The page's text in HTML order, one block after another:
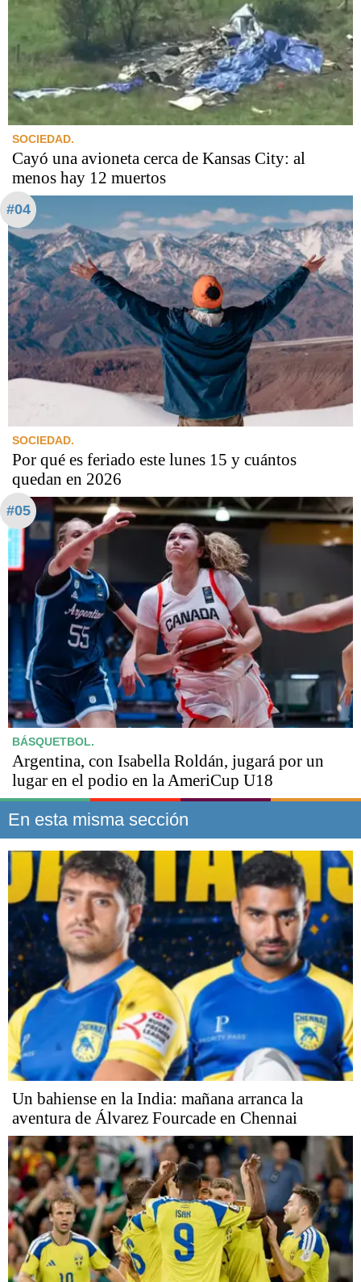
SOCIEDAD.
Cayó una avioneta cerca de Kansas City: al
menos hay 12 muertos
#04
SOCIEDAD.
Por qué es feriado este lunes 15 y cuántos
quedan en 2026
#05
BÁSQUETBOL.
Argentina, con Isabella Roldán, jugará por un
lugar en el podio en la AmeriCup U18
En esta misma sección
Un bahiense en la India: mañana arranca la
aventura de Álvarez Fourcade en Chennai